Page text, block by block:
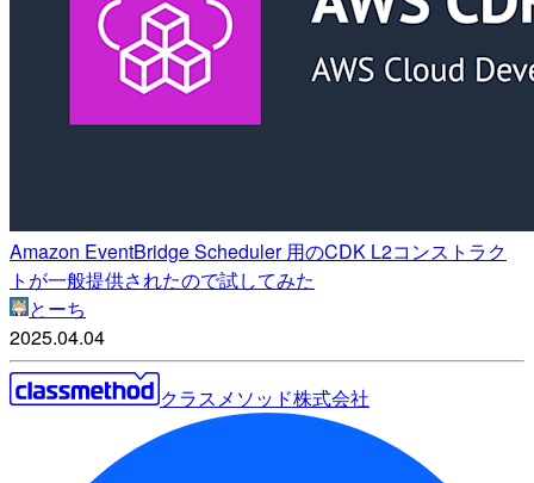
Amazon EventBridge Scheduler 用のCDK L2コンストラク
トが一般提供されたので試してみた
とーち
2025.04.04
クラスメソッド株式会社